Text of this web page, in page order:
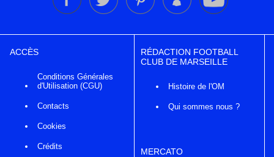
ACCÈS
Conditions Générales
d'Utilisation (CGU)
Contacts
Cookies
Crédits
RÉDACTION FOOTBALL
CLUB DE MARSEILLE
Histoire de l'OM
Qui sommes nous ?
MERCATO